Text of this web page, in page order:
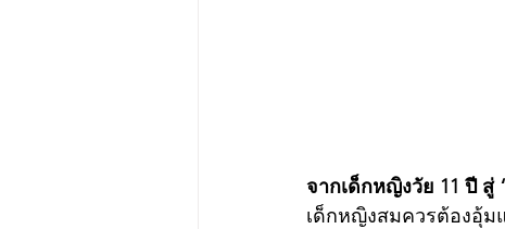
จากเด็กหญิงวัย 11 ปี สู่
เด็กหญิงสมควรต้องอุ้ม